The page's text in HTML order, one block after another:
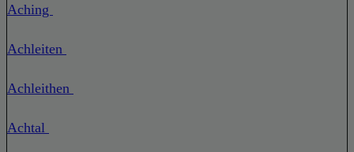
Aching
Achleiten
Achleithen
Achtal